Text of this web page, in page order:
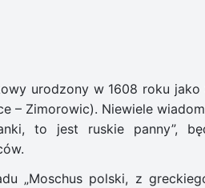
urodzony w 1608 roku jako
– Zimorowic). Niewiele
to jest ruskie panny”,
„Moschus polski, z